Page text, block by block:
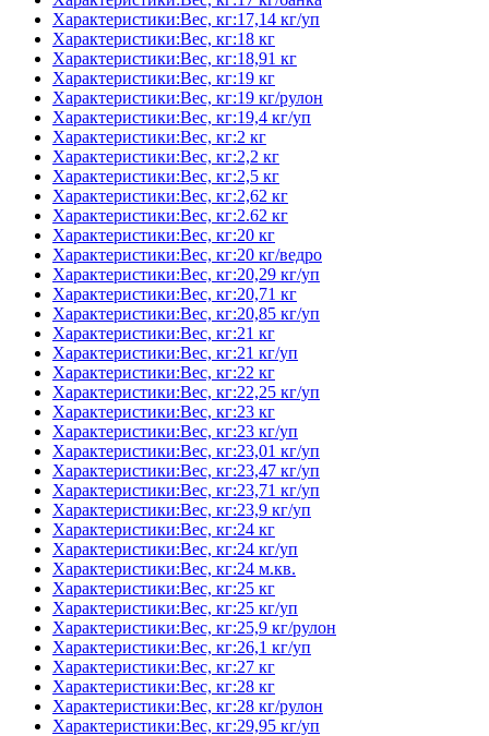
Характеристики:Вес, кг:17,14 кг/уп
Характеристики:Вес, кг:18 кг
Характеристики:Вес, кг:18,91 кг
Характеристики:Вес, кг:19 кг
Характеристики:Вес, кг:19 кг/рулон
Характеристики:Вес, кг:19,4 кг/уп
Характеристики:Вес, кг:2 кг
Характеристики:Вес, кг:2,2 кг
Характеристики:Вес, кг:2,5 кг
Характеристики:Вес, кг:2,62 кг
Характеристики:Вес, кг:2.62 кг
Характеристики:Вес, кг:20 кг
Характеристики:Вес, кг:20 кг/ведро
Характеристики:Вес, кг:20,29 кг/уп
Характеристики:Вес, кг:20,71 кг
Характеристики:Вес, кг:20,85 кг/уп
Характеристики:Вес, кг:21 кг
Характеристики:Вес, кг:21 кг/уп
Характеристики:Вес, кг:22 кг
Характеристики:Вес, кг:22,25 кг/уп
Характеристики:Вес, кг:23 кг
Характеристики:Вес, кг:23 кг/уп
Характеристики:Вес, кг:23,01 кг/уп
Характеристики:Вес, кг:23,47 кг/уп
Характеристики:Вес, кг:23,71 кг/уп
Характеристики:Вес, кг:23,9 кг/уп
Характеристики:Вес, кг:24 кг
Характеристики:Вес, кг:24 кг/уп
Характеристики:Вес, кг:24 м.кв.
Характеристики:Вес, кг:25 кг
Характеристики:Вес, кг:25 кг/уп
Характеристики:Вес, кг:25,9 кг/рулон
Характеристики:Вес, кг:26,1 кг/уп
Характеристики:Вес, кг:27 кг
Характеристики:Вес, кг:28 кг
Характеристики:Вес, кг:28 кг/рулон
Характеристики:Вес, кг:29,95 кг/уп